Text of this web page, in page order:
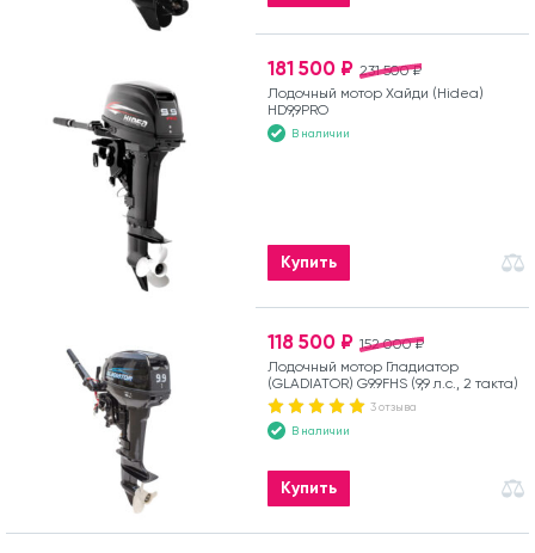
231 500 ₽
181 500 ₽
Лодочный мотор Хайди (Hidea)
HD9,9PRO
В наличии
Купить
152 000 ₽
118 500 ₽
Лодочный мотор Гладиатор
(GLADIATOR) G9.9FHS (9,9 л.с., 2 такта)
3 отзыва
В наличии
Купить